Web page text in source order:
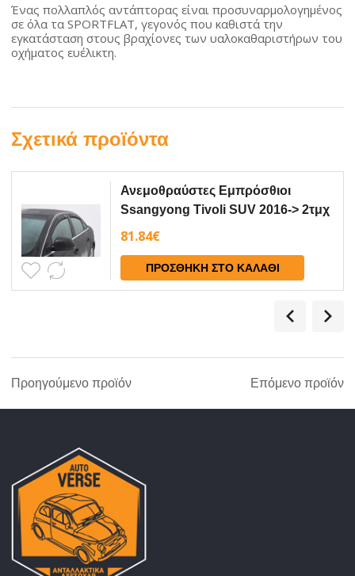
Ένας πολλαπλός αντάπτορας είναι προσυναρμολογημένος
σε όλα τα SPORTFLAT, γεγονός που καθιστά την
εγκατάσταση στους βραχίονες των υαλοκαθαριστήρων του
οχήματος ευέλικτη.
Σχετικά προϊόντα
Ανεμοθραύστες Εμπρόσθιοι
Ssangyong Tivoli SUV 2016-> 2τμχ
Climair
81.84€
ΠΡΟΣΘΉΚΗ ΣΤΟ ΚΑΛΆΘΙ
Προηγούμενο προϊόν Επόμενο προϊόν